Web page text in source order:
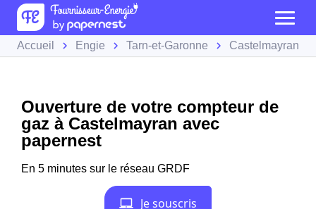
Accueil Engie Tarn-et-Garonne Castelmayran